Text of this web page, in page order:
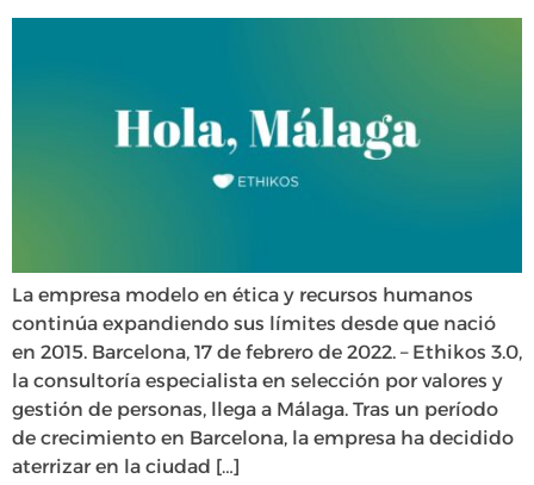
La empresa modelo en ética y recursos humanos
continúa expandiendo sus límites desde que nació
en 2015. Barcelona, 17 de febrero de 2022. – Ethikos 3.0,
la consultoría especialista en selección por valores y
gestión de personas, llega a Málaga. Tras un período
de crecimiento en Barcelona, la empresa ha decidido
aterrizar en la ciudad […]